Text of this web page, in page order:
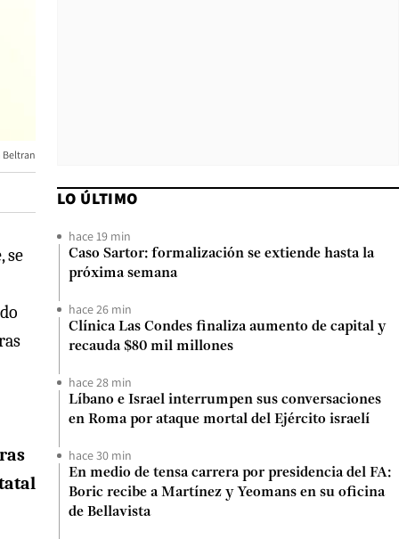
Beltran
se
LO ÚLTIMO
hace 19 min
Caso Sartor: formalización se extiende hasta la
próxima semana
hace 26 min
Clínica Las Condes finaliza aumento de capital y
recauda $80 mil millones
hace 28 min
Líbano e Israel interrumpen sus conversaciones
en Roma por ataque mortal del Ejército israelí
hace 30 min
En medio de tensa carrera por presidencia del FA:
Boric recibe a Martínez y Yeomans en su oficina
de Bellavista